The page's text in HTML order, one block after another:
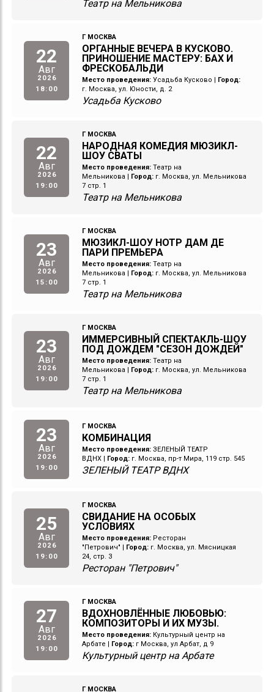
Театр на Мельникова
22
Авг
2026
18:00
Г МОСКВА
ОРГАННЫЕ ВЕЧЕРА В КУСКОВО.
ПРИНОШЕНИЕ МАСТЕРУ: БАХ И
ФРЕСКОБАЛЬДИ
Место проведения: Усадьба Кусково
Город:
г. Москва, ул. Юности, д. 2
Усадьба Кусково
22
Авг
2026
19:00
Г МОСКВА
НАРОДНАЯ КОМЕДИЯ МЮЗИКЛ-
ШОУ СВАТЫ
Место проведения: Театр на
Мельникова
Город: г. Москва, ул. Мельникова
7 стр. 1
Театр на Мельникова
23
Авг
2026
15:00
Г МОСКВА
МЮЗИКЛ-ШОУ НОТР ДАМ ДЕ
ПАРИ ПРЕМЬЕРА
Место проведения: Театр на
Мельникова
Город: г. Москва, ул. Мельникова
7 стр. 1
Театр на Мельникова
23
Авг
2026
19:00
Г МОСКВА
ИММЕРСИВНЫЙ СПЕКТАКЛЬ-ШОУ
ПОД ДОЖДЕМ "СЕЗОН ДОЖДЕЙ"
Место проведения: Театр на
Мельникова
Город: г. Москва, ул. Мельникова
7 стр. 1
Театр на Мельникова
23
Авг
2026
19:00
Г МОСКВА
КОМБИНАЦИЯ
Место проведения: ЗЕЛЕНЫЙ ТЕАТР
ВДНХ | Город: г. Москва, пр-т Мира, 119 стр. 545
ЗЕЛЕНЫЙ ТЕАТР ВДНХ
25
Авг
2026
19:00
Г МОСКВА
СВИДАНИЕ НА ОСОБЫХ
УСЛОВИЯХ
Место проведения: Ресторан
"Петрович"
Город: г. Москва, ул. Мясницкая
24, стр. 3
Ресторан "Петрович"
27
Авг
2026
19:00
Г МОСКВА
ВДОХНОВЛЁННЫЕ ЛЮБОВЬЮ:
КОМПОЗИТОРЫ И ИХ МУЗЫ.
Место проведения: Культурный центр на
Арбате
Город: г Москва, ул Арбат, д 9
Культурный центр на Арбате
Г МОСКВА